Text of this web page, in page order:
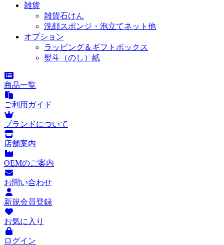
雑貨
雑貨石けん
洗顔スポンジ・泡立てネット他
オプション
ラッピング＆ギフトボックス
熨斗（のし）紙
商品一覧
ご利用ガイド
ブランドについて
店舗案内
OEMのご案内
お問い合わせ
新規会員登録
お気に入り
ログイン